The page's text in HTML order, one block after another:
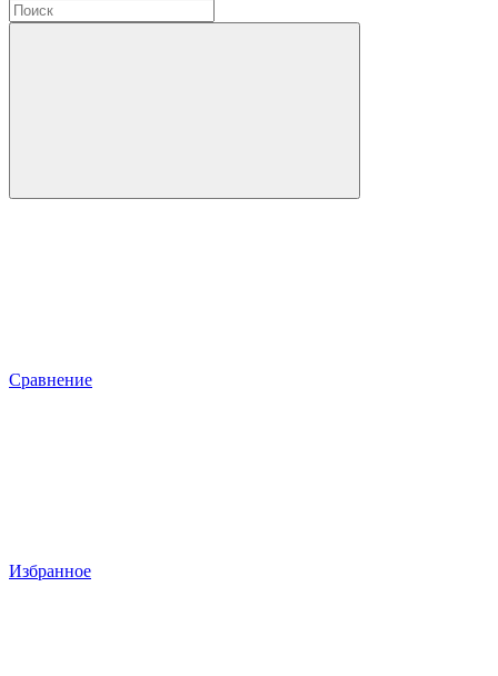
Сравнение
Избранное